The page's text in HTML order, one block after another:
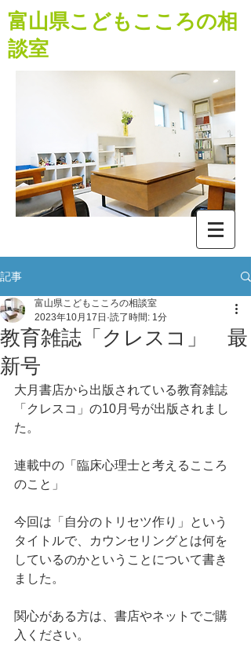
​富山県こどもこころの相
談室
記事
教育雑誌「クレスコ」 最
新号
富山県こどもこころの相談室
2023年10月17日 読了時間: 1分
大月書店から出版されている教育雑誌
「クレスコ」の10月号が出版されまし
た。
連載中の「臨床心理士と考えるこころ
のこと」
今回は「自分のトリセツ作り」という
タイトルで、カウンセリングとは何を
しているのかということについて書き
ました。
関心がある方は、書店やネットでご購
入ください。